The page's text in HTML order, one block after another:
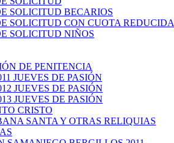
SOLICITUD BECARIOS
SOLICITUD CON CUOTA REDUCIDA
SOLICITUD NIÑOS
DE PENITENCIA
JUEVES DE PASIÓN
JUEVES DE PASIÓN
JUEVES DE PASIÓN
CRISTO
SANTA Y OTRAS RELIQUIAS